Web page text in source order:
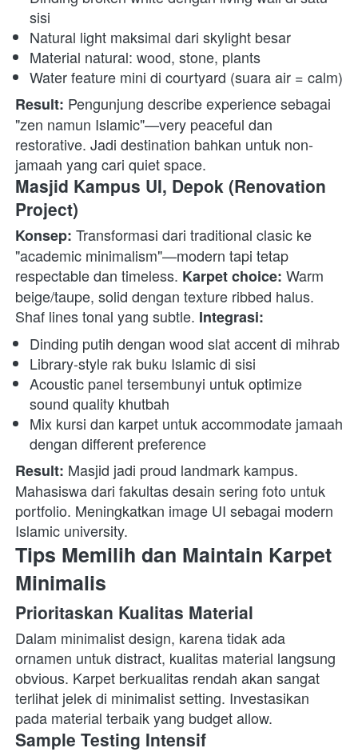
sisi
Natural light maksimal dari skylight besar
Material natural: wood, stone, plants
Water feature mini di courtyard (suara air = calm)
Result: Pengunjung describe experience sebagai
"zen namun Islamic"—very peaceful dan
restorative. Jadi destination bahkan untuk non-
jamaah yang cari quiet space.
Masjid Kampus UI, Depok (Renovation
Project)
Konsep: Transformasi dari traditional clasic ke
"academic minimalism"—modern tapi tetap
respectable dan timeless. Karpet choice: Warm
beige/taupe, solid dengan texture ribbed halus.
Shaf lines tonal yang subtle. Integrasi:
Dinding putih dengan wood slat accent di mihrab
Library-style rak buku Islamic di sisi
Acoustic panel tersembunyi untuk optimize
sound quality khutbah
Mix kursi dan karpet untuk accommodate jamaah
dengan different preference
Result: Masjid jadi proud landmark kampus.
Mahasiswa dari fakultas desain sering foto untuk
portfolio. Meningkatkan image UI sebagai modern
Islamic university.
Tips Memilih dan Maintain Karpet
Minimalis
Prioritaskan Kualitas Material
Dalam minimalist design, karena tidak ada
ornamen untuk distract, kualitas material langsung
obvious. Karpet berkualitas rendah akan sangat
terlihat jelek di minimalist setting. Investasikan
pada material terbaik yang budget allow.
Sample Testing Intensif